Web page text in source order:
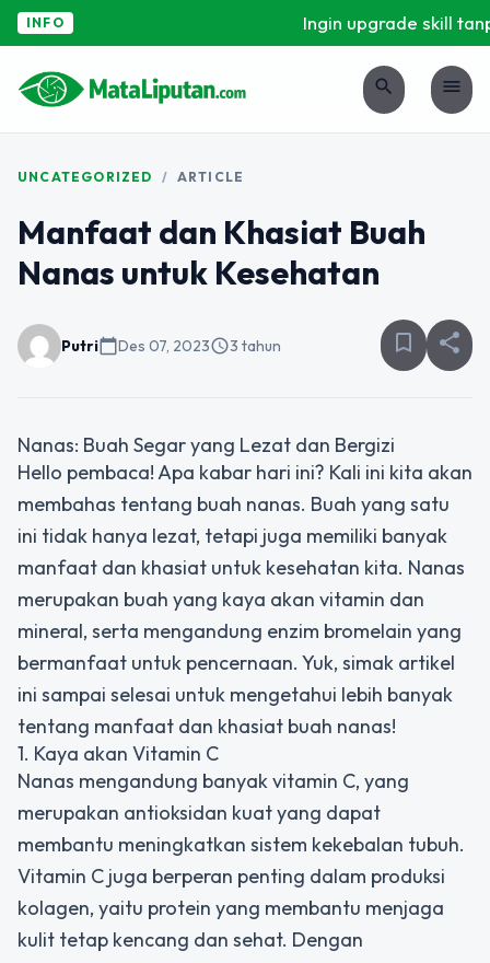
INFO Ingin upgrade skill
search menu
UNCATEGORIZED / ARTICLE
Manfaat dan Khasiat Buah
Nanas untuk Kesehatan
Putricalendar_todayDes 07, 2023schedule3 tahun bookmark_border share
Nanas: Buah Segar yang Lezat dan Bergizi
Hello pembaca! Apa kabar hari ini? Kali ini kita akan
membahas tentang buah nanas. Buah yang satu
ini tidak hanya lezat, tetapi juga memiliki banyak
manfaat dan khasiat untuk kesehatan kita. Nanas
merupakan buah yang kaya akan vitamin dan
mineral, serta mengandung enzim bromelain yang
bermanfaat untuk pencernaan. Yuk, simak artikel
ini sampai selesai untuk mengetahui lebih banyak
tentang manfaat dan khasiat buah nanas!
1. Kaya akan Vitamin C
Nanas mengandung banyak vitamin C, yang
merupakan antioksidan kuat yang dapat
membantu meningkatkan sistem kekebalan tubuh.
Vitamin C juga berperan penting dalam produksi
kolagen, yaitu protein yang membantu menjaga
kulit tetap kencang dan sehat. Dengan